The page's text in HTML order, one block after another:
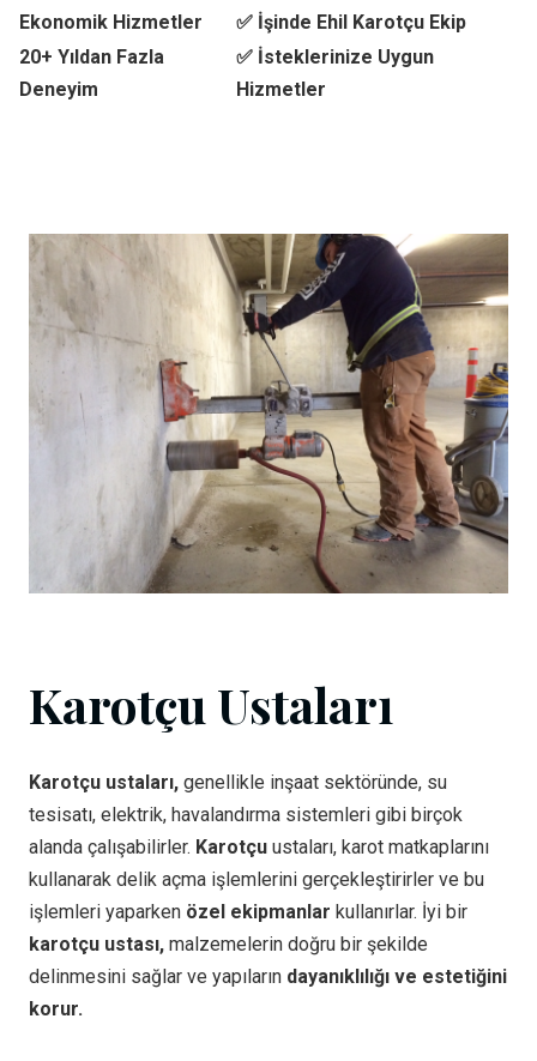
Ekonomik Hizmetler
✅ İşinde Ehil Karotçu Ekip
20+ Yıldan Fazla
Deneyim
✅ İsteklerinize Uygun
Hizmetler
Karotçu Ustaları
Karotçu ustaları, genellikle inşaat sektöründe, su
tesisatı, elektrik, havalandırma sistemleri gibi birçok
alanda çalışabilirler. Karotçu ustaları, karot matkaplarını
kullanarak delik açma işlemlerini gerçekleştirirler ve bu
işlemleri yaparken özel ekipmanlar kullanırlar. İyi bir
karotçu ustası, malzemelerin doğru bir şekilde
delinmesini sağlar ve yapıların dayanıklılığı ve estetiğini
korur.